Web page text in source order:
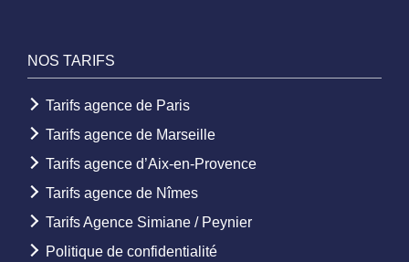
NOS TARIFS
Tarifs agence de Paris
Tarifs agence de Marseille
Tarifs agence d’Aix-en-Provence
Tarifs agence de Nîmes
Tarifs Agence Simiane / Peynier
Politique de confidentialité